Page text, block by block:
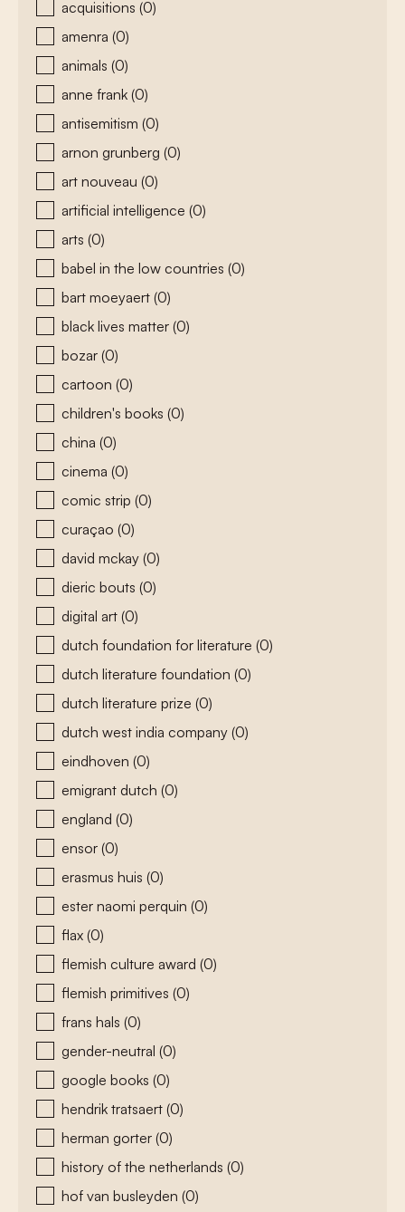
acquisitions (0)
amenra (0)
animals (0)
anne frank (0)
antisemitism (0)
arnon grunberg (0)
art nouveau (0)
artificial intelligence (0)
arts (0)
babel in the low countries (0)
bart moeyaert (0)
black lives matter (0)
bozar (0)
cartoon (0)
children's books (0)
china (0)
cinema (0)
comic strip (0)
curaçao (0)
david mckay (0)
dieric bouts (0)
digital art (0)
dutch foundation for literature (0)
dutch literature foundation (0)
dutch literature prize (0)
dutch west india company (0)
eindhoven (0)
emigrant dutch (0)
england (0)
ensor (0)
erasmus huis (0)
ester naomi perquin (0)
flax (0)
flemish culture award (0)
flemish primitives (0)
frans hals (0)
gender-neutral (0)
google books (0)
hendrik tratsaert (0)
herman gorter (0)
history of the netherlands (0)
hof van busleyden (0)